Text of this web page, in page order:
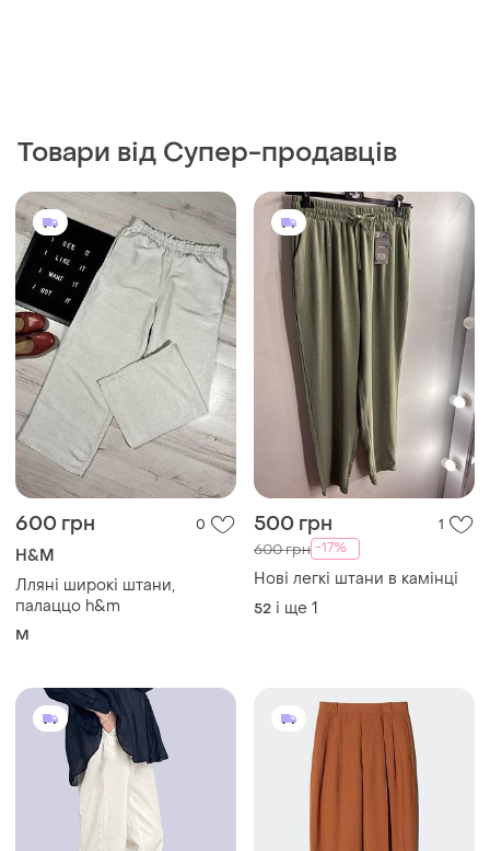
Товари від Супер-продавців
600 грн 0
H&M
Лляні широкі штани,
палаццо h&m
M
500 грн 1
600 грн -17%
Нові легкі штани в камінці
52 і ще 1